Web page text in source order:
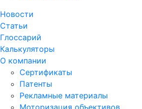
Новости
Статьи
Глоссарий
Калькуляторы
О компании
Сертификаты
Патенты
Рекламные материалы
Моторизация объективов